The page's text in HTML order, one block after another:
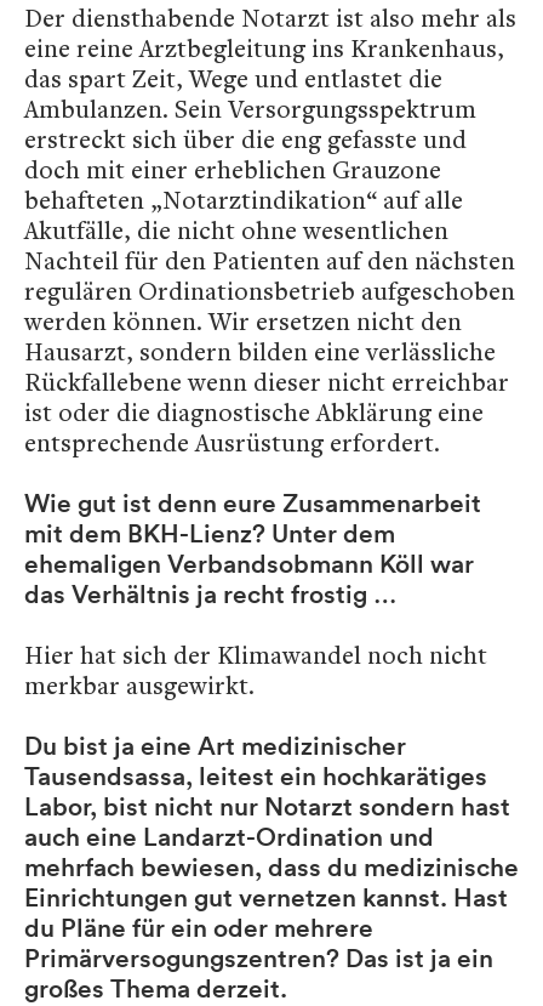
Der diensthabende Notarzt ist also mehr als
eine reine Arztbegleitung ins Krankenhaus,
das spart Zeit, Wege und entlastet die
Ambulanzen. Sein Versorgungsspektrum
erstreckt sich über die eng gefasste und
doch mit einer erheblichen Grauzone
behafteten „Notarztindikation“ auf alle
Akutfälle, die nicht ohne wesentlichen
Nachteil für den Patienten auf den nächsten
regulären Ordinationsbetrieb aufgeschoben
werden können. Wir ersetzen nicht den
Hausarzt, sondern bilden eine verlässliche
Rückfallebene wenn dieser nicht erreichbar
ist oder die diagnostische Abklärung eine
entsprechende Ausrüstung erfordert.
Wie gut ist denn eure Zusammenarbeit
mit dem BKH-Lienz? Unter dem
ehemaligen Verbandsobmann Köll war
das Verhältnis ja recht frostig …
Hier hat sich der Klimawandel noch nicht
merkbar ausgewirkt.
Du bist ja eine Art medizinischer
Tausendsassa, leitest ein hochkarätiges
Labor, bist nicht nur Notarzt sondern hast
auch eine Landarzt-Ordination und
mehrfach bewiesen, dass du medizinische
Einrichtungen gut vernetzen kannst. Hast
du Pläne für ein oder mehrere
Primärversogungszentren? Das ist ja ein
großes Thema derzeit.